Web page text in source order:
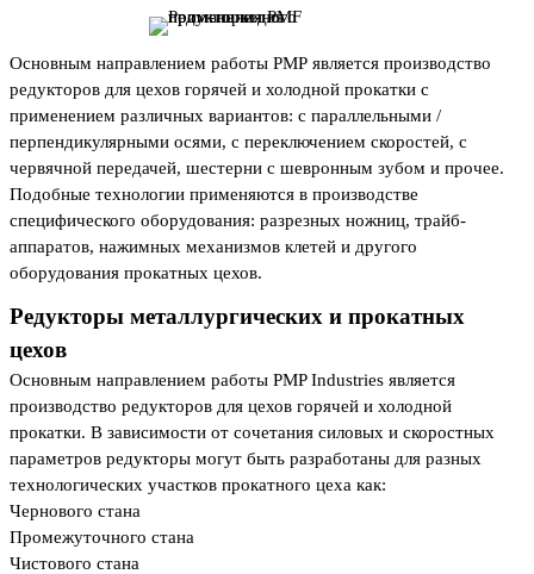
Основным направлением работы РМР является производство
редукторов для цехов горячей и холодной прокатки с
применением различных вариантов: с параллельными /
перпендикулярными осями, с переключением скоростей, с
червячной передачей, шестерни с шевронным зубом и прочее.
Подобные технологии применяются в производстве
специфического оборудования: разрезных ножниц, трайб-
аппаратов, нажимных механизмов клетей и другого
оборудования прокатных цехов.
Редукторы металлургических и прокатных
цехов
Основным направлением работы PMP Industries является
производство редукторов для цехов горячей и холодной
прокатки. В зависимости от сочетания силовых и скоростных
параметров редукторы могут быть разработаны для разных
технологических участков прокатного цеха как:
Чернового стана
Промежуточного стана
Чистового стана